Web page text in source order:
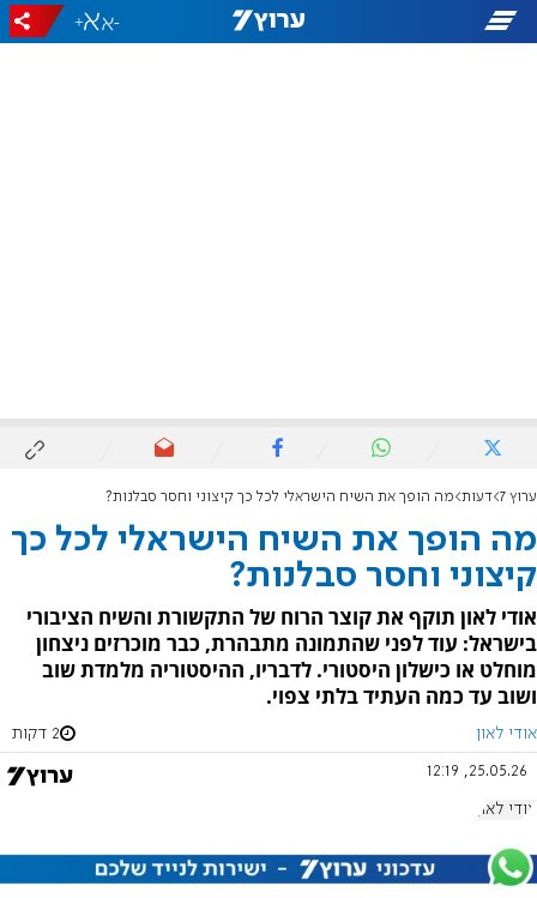
-
+
ערוץ 7 דעות מה הופך את השיח הישראלי לכל כך קיצוני וחסר סבלנות?
מה הופך את השיח הישראלי לכל כך
קיצוני וחסר סבלנות?
אודי לאון תוקף את קוצר הרוח של התקשורת והשיח הציבורי
בישראל: עוד לפני שהתמונה מתבהרת, כבר מוכרזים ניצחון
מוחלט או כישלון היסטורי. לדבריו, ההיסטוריה מלמדת שוב
ושוב עד כמה העתיד בלתי צפוי.
אודי לאון 2 דקות
25.05.26, 12:19
אודי לאון